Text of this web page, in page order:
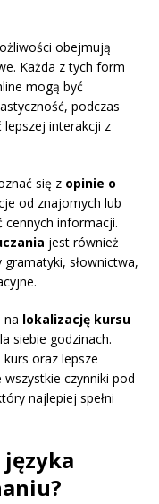
obejmują
Każda z tych form
mogą być
podczas
interakcji z
się z opinie o
od znajomych lub
informacji.
jest również
słownictwa,
na lokalizację kursu
siebie godzinach.
oraz lepsze
czynniki pod
najlepiej spełni
języka